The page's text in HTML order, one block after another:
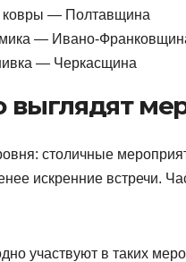
ковры — Полтавщина
— Ивано-
— Черкасщина
выглядят
столичные
искренние встречи.
участвуют в таких